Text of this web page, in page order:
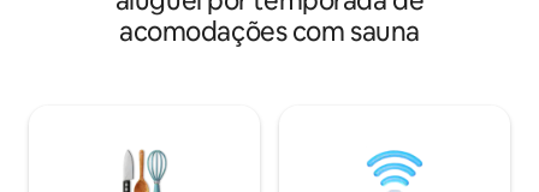
acomodações com sauna